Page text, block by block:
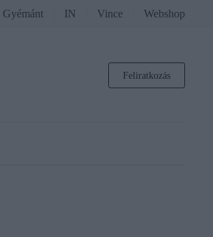
Gyémánt IN Vince Webshop
Feliratkozás